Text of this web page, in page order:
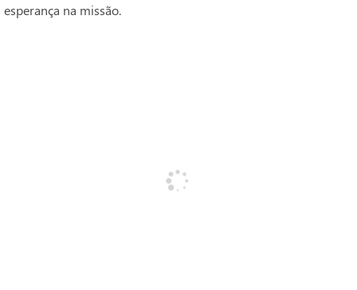
esperança na missão.